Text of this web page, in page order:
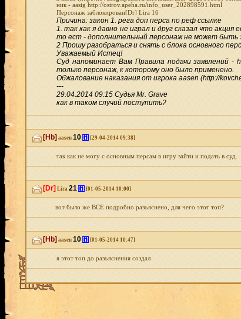
ник - aasig http://ostrov.apeha.ru/info_user_202898591.html
Персонаж заблокирован[Dr] Lira 16
Причина: закон 1. рега доп перса по реф ссылке
1. так как я давно не играл и друг сказал что
то ест - дополнительный персонаж не может быть
2 Прошу разобраться и снять с блока основного
Уважаемый Истец!
Суд напоминает Вам Правила подачи заявлений -
только персонаж, к которому оно было применено.
Обжалование наказания от игрока aasen (http://
---
29.04.2014 09:15 Судья Mr. Grave
как в таком случий поступить?
[Hb] aasen 10 [i] [29-04-2014 09:38]
так как не могу с основным персам в игру зайти и подать в суд.
[Dr] Lira 21 [i] [01-05-2014 10:00]
вот было же ВСЕ подробно разъяснено, для чего этот топ?
[Hb] aasen 10 [i] [01-05-2014 10:47]
я этот топ до разъяснения создал